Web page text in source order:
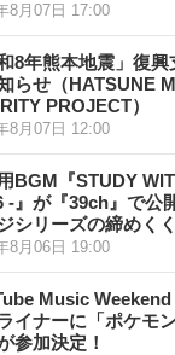
8月07日 17:00
和8年熊本地震」復
らせ（HATSUNE
PROJECT）
8月07日 12:00
BGM『STUDY
-』が『39ch』で公
シリーズの締めく
8月06日 19:00
Music Weekend
イナーに「ポケモ
参加決定！